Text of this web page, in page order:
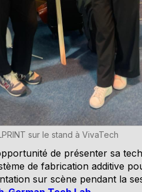
sur le stand à VivaTech
de présenter sa
de fabrication additive
sur scène pendant la